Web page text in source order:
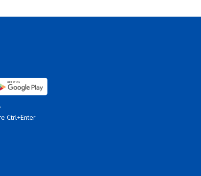
Ctrl+Enter